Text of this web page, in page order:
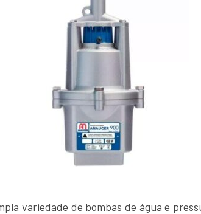
variedade de bombas de água e